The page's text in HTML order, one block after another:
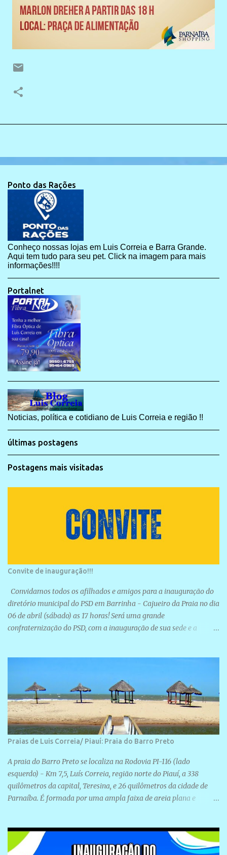
Ponto das Rações
Conheço nossas lojas em Luis Correia e Barra Grande.
Aqui tem tudo para seu pet. Click na imagem para mais
informações!!!!
Portalnet
Noticias, política e cotidiano de Luis Correia e região !!
últimas postagens
Postagens mais visitadas
Convite de inauguração!!!
Convidamos todos os afilhados e amigos para a inauguração do
diretório municipal do PSD em Barrinha - Cajueiro da Praia no dia
06 de abril (sábado) as 17 horas! Será uma grande
confraternização do PSD, com a inauguração de sua sede e a
Praias de Luis Correia/ Piauí: Praia do Barro Preto
A praia do Barro Preto se localiza na Rodovia PI-116 (lado
esquerdo) - Km 7,5, Luís Correia, região norte do Piauí, a 338
quilômetros da capital, Teresina, e 26 quilômetros da cidade de
Parnaíba. É formada por uma ampla faixa de areia plana e
devido ao extensivo molhe de pedras que não chegam a 2 metros
de altura, não apresentando dunas em seu espaço geográfico. Não